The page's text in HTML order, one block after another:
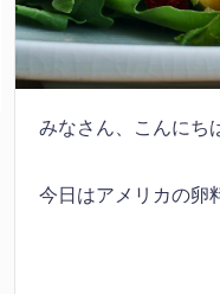
みなさん、こんにち
今日はアメリカの卵